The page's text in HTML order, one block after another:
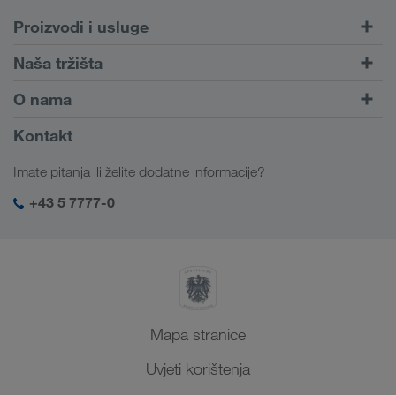
Proizvodi i usluge
Cestovni prijevoz
Portal za klijente CONNECT
Digitalna rješenja
Rješenja prema branši
Naša tržišta
Europa
Kavkaz
Srednja Azija
Bliski Istok
O nama
Informacije o poduzeću
Društvena odgovornost
SHEQ-menadžment
Kontakt
Imate pitanja ili želite dodatne informacije?
+43 5 7777-0
Mapa stranice
Uvjeti korištenja